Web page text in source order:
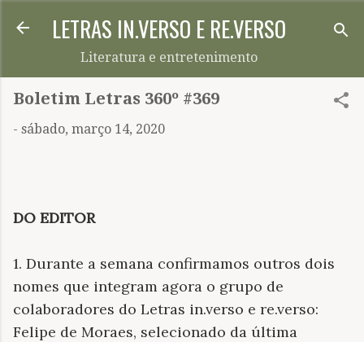
Pular para o conteúdo principal
LETRAS IN.VERSO E RE.VERSO
Literatura e entretenimento
Boletim Letras 360º #369
- sábado, março 14, 2020
DO EDITOR
1. Durante a semana confirmamos outros dois
nomes que integram agora o grupo de
colaboradores do Letras in.verso e re.verso:
Felipe de Moraes, selecionado da última